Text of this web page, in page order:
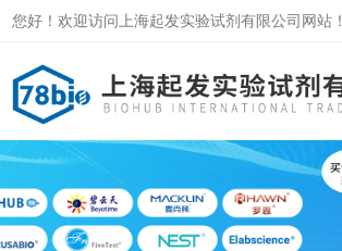
您好！欢迎访问上海起发实验试剂有限公司网站！